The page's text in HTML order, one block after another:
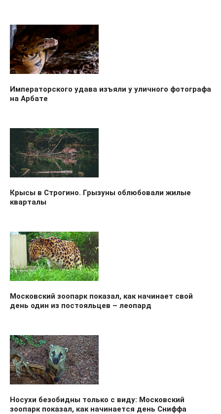
Императорского удава изъяли у уличного фотографа
на Арбате
Крысы в Строгино. Грызуны облюбовали жилые
кварталы
Московский зоопарк показал, как начинает свой
день один из постояльцев – леопард
Носухи безобидны только с виду: Московский
зоопарк показал, как начинается день Сниффа